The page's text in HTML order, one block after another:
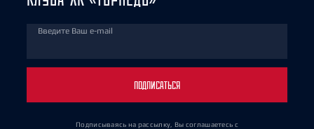
Введите Ваш e-mail
ПОДПИСАТЬСЯ
Подписываясь на рассылку, Вы соглашаетесь с